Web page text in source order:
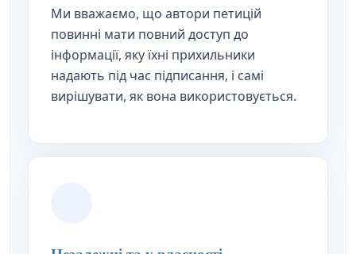
Ми вважаємо, що автори петицій
повинні мати повний доступ до
інформації, яку їхні прихильники
надають під час підписання, і самі
вирішувати, як вона використовується.